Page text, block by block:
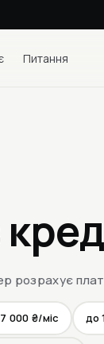
Питання
розрахує
000 ₴/міс до